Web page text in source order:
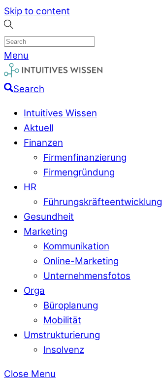
Skip to content
Menu
Search
Intuitives Wissen
Aktuell
Finanzen
Firmenfinanzierung
Firmengründung
HR
Führungskräfteentwicklung
Gesundheit
Marketing
Kommunikation
Online-Marketing
Unternehmensfotos
Orga
Büroplanung
Mobilität
Umstrukturierung
Insolvenz
Close Menu